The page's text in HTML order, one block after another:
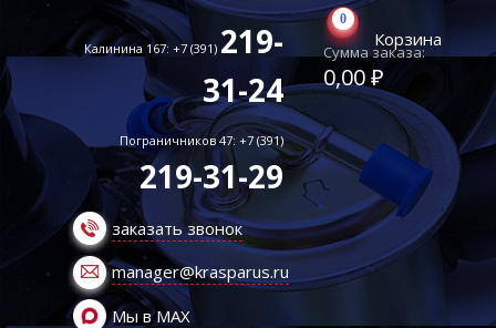
Калинина 167: +7 (391) 219-
31-24
Пограничников 47: +7 (391)
219-31-29
заказать звонок
manager@krasparus.ru
Мы в MAX
0
Корзина
Сумма заказа:
0,00 ₽